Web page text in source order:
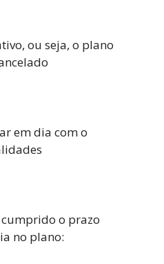
ou seja, o plano
em dia com o
o prazo
no plano: